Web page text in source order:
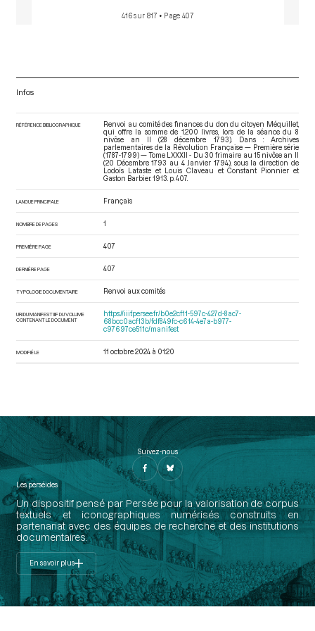
416 sur 817 • Page 407
Infos
RÉFÉRENCE BIBLIOGRAPHIQUE
Renvoi au comité des finances du don du citoyen Méquillet,
qui offre la somme de 1.200 livres, lors de la séance du 8
nivôse an II (28 décembre 1793). Dans : Archives
parlementaires de la Révolution Française — Première série
(1787-1799) — Tome LXXXII - Du 30 frimaire au 15 nivôse an II
(20 Décembre 1793 au 4 Janvier 1794) , sous la direction de
Lodoïs Lataste et Louis Claveau et Constant Pionnier et
Gaston Barbier. 1913. p. 407.
LANGUE PRINCIPALE Français
NOMBRE DE PAGES 1
PREMIÈRE PAGE 407
DERNIÈRE PAGE 407
TYPOLOGIE DOCUMENTAIRE Renvoi aux comités
URI DU MANIFEST IIIF DU VOLUME
CONTENANT LE DOCUMENT
https://iiif.persee.fr/b0e2cf11-597c-427d-8ac7-
68bcc0acf13b/fdf849fc-c614-4e7a-b977-
c97697ce511c/manifest
MODIFIÉ LE 11 octobre 2024 à 01:20
Suivez-nous
Les perséides
Un dispositif pensé par Persée pour la valorisation de corpus
textuels et iconographiques numérisés construits en
partenariat avec des équipes de recherche et des institutions
documentaires.
En savoir plus